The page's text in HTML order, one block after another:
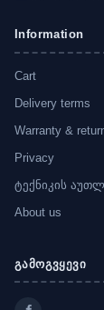
Information
Cart
Delivery terms
Warranty &
Privacy
ტექნიკის
About us
გამოგვყევი